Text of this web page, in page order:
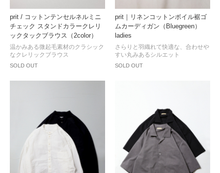
prit / コットンテンセルネルミニ
チェック スタンドカラークレリ
ックタックブラウス（2color）
SOLD OUT
温かみある微起毛素材のクラシック
なクレリックブラウス
prit｜リネンコットンボイル裾ゴ
ムカーディガン（Bluegreen）
ladies
SOLD OUT
さらりと羽織れて快適な、合わせや
すい丸みあるシルエット